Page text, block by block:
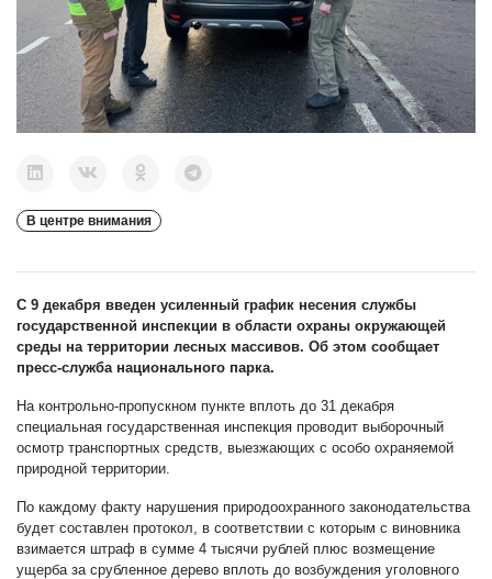
В центре внимания
С 9 декабря введен усиленный график несения службы
государственной инспекции в области охраны окружающей
среды на территории лесных массивов. Об этом сообщает
пресс-служба национального парка.
На контрольно-пропускном пункте вплоть до 31 декабря
специальная государственная инспекция проводит выборочный
осмотр транспортных средств, выезжающих с особо охраняемой
природной территории.
По каждому факту нарушения природоохранного законодательства
будет составлен протокол, в соответствии с которым с виновника
взимается штраф в сумме 4 тысячи рублей плюс возмещение
ущерба за срубленное дерево вплоть до возбуждения уголовного